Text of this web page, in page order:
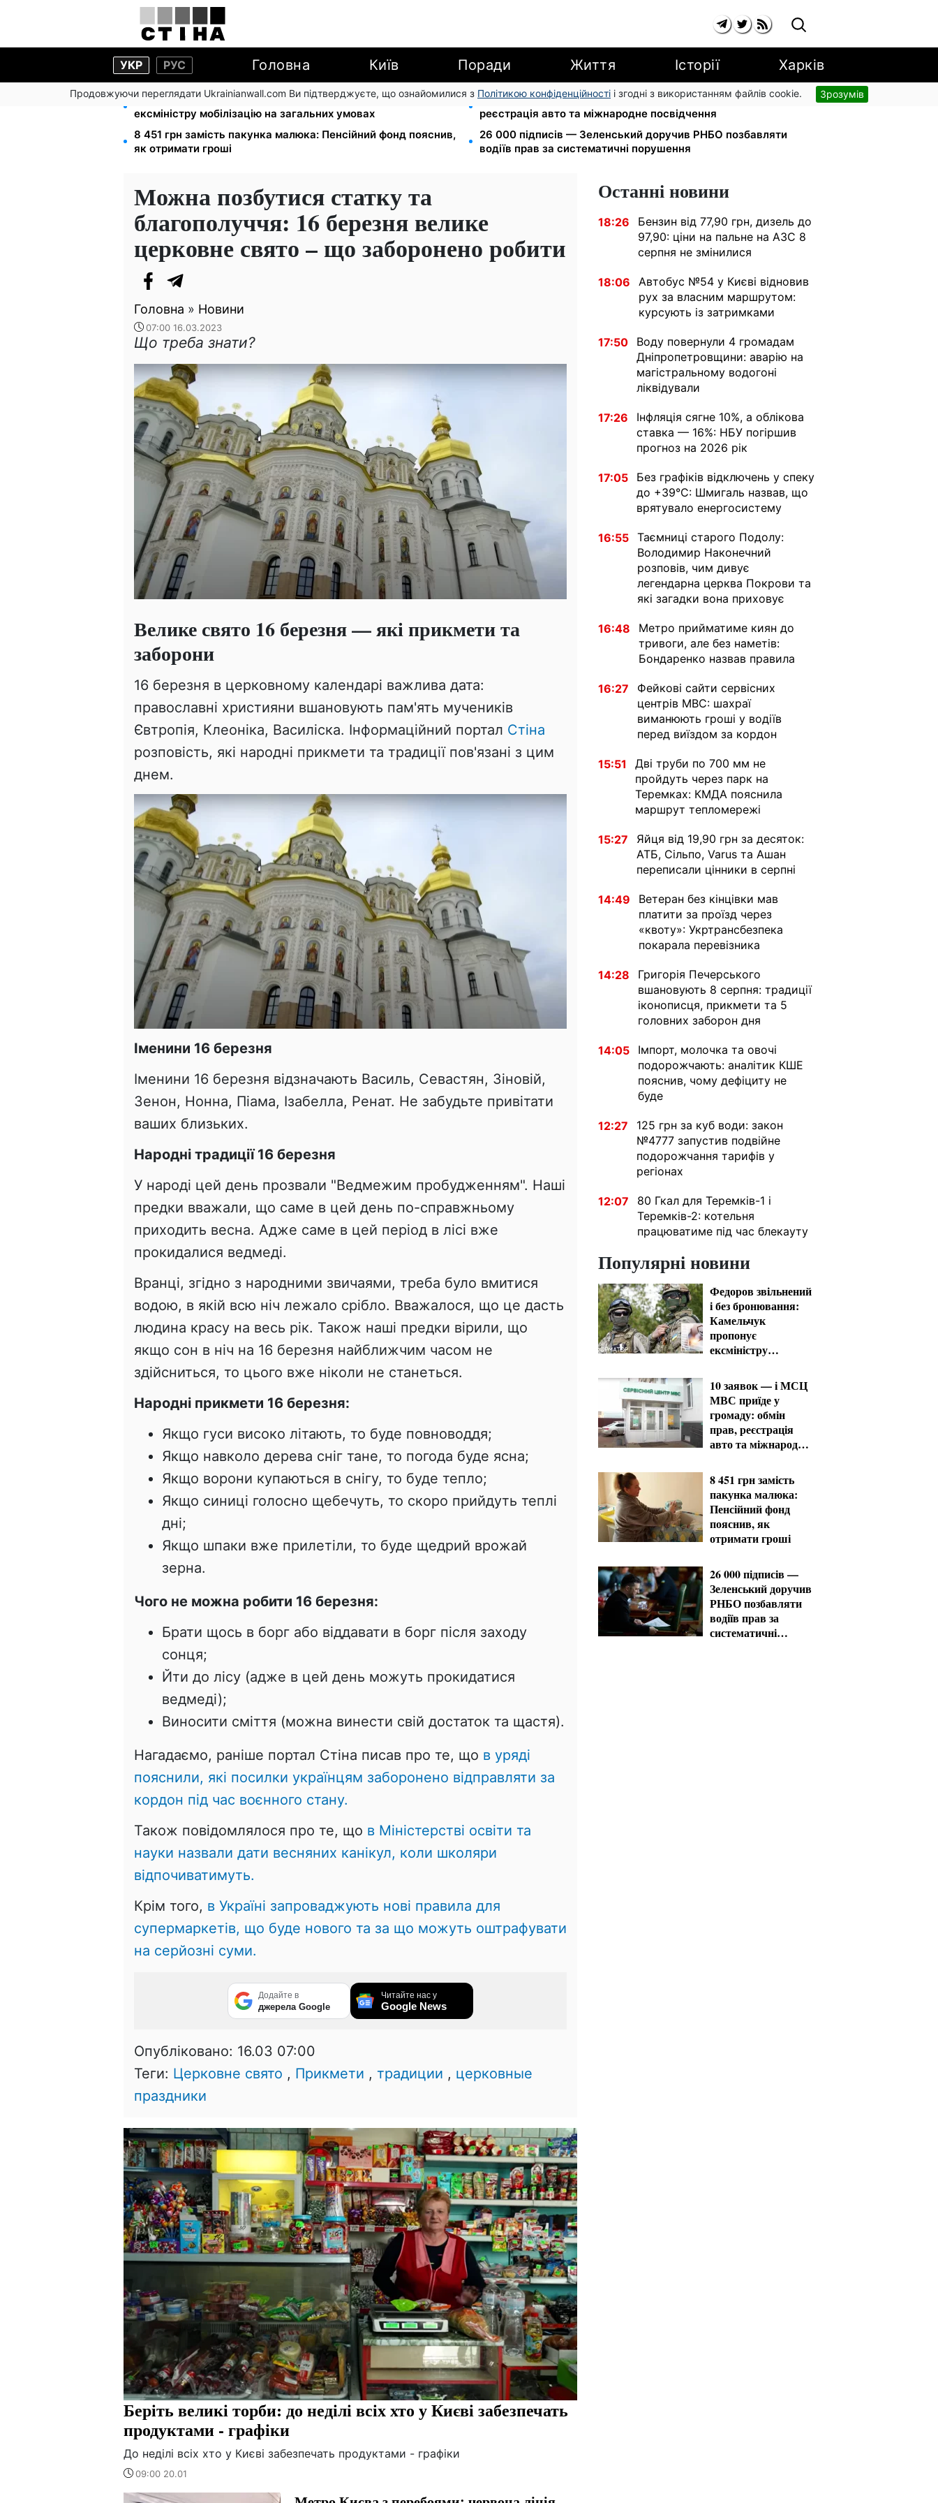
УКР РУС Головна Київ Поради Життя Історії Харків
Продовжуючи переглядати Ukrainianwall.com Ви підтверджуєте, що ознайомилися з Політикою конфіденційності і згодні з використанням файлів cookie. Зрозумів
Федоров звільнений і без бронювання: Камельчук пропонує
ексміністру мобілізацію на загальних умовах
10 заявок — і МСЦ МВС приїде у громаду: обмін прав,
реєстрація авто та міжнародне посвідчення
8 451 грн замість пакунка малюка: Пенсійний фонд пояснив,
як отримати гроші
26 000 підписів — Зеленський доручив РНБО позбавляти
водіїв прав за систематичні порушення
Можна позбутися статку та
благополуччя: 16 березня велике
церковне свято – що заборонено робити
Головна » Новини
07:00 16.03.2023
Що треба знати?
Велике свято 16 березня — які прикмети та
заборони
16 березня в церковному календарі важлива дата:
православні християни вшановують пам'ять мучеників
Євтропія, Клеоніка, Василіска. Інформаційний портал Стіна
розповість, які народні прикмети та традиції пов'язані з цим
днем.
Іменини 16 березня
Іменини 16 березня відзначають Василь, Севастян, Зіновій,
Зенон, Нонна, Піама, Ізабелла, Ренат. Не забудьте привітати
ваших близьких.
Народні традиції 16 березня
У народі цей день прозвали "Ведмежим пробудженням". Наші
предки вважали, що саме в цей день по-справжньому
приходить весна. Адже саме в цей період в лісі вже
прокидалися ведмеді.
Вранці, згідно з народними звичаями, треба було вмитися
водою, в якій всю ніч лежало срібло. Вважалося, що це дасть
людина красу на весь рік. Також наші предки вірили, що
якщо сон в ніч на 16 березня найближчим часом не
здійсниться, то цього вже ніколи не станеться.
Народні прикмети 16 березня:
Якщо гуси високо літають, то буде повноводдя;
Якщо навколо дерева сніг тане, то погода буде ясна;
Якщо ворони купаються в снігу, то буде тепло;
Якщо синиці голосно щебечуть, то скоро прийдуть теплі
дні;
Якщо шпаки вже прилетіли, то буде щедрий врожай
зерна.
Чого не можна робити 16 березня:
Брати щось в борг або віддавати в борг після заходу
сонця;
Йти до лісу (адже в цей день можуть прокидатися
ведмеді);
Виносити сміття (можна винести свій достаток та щастя).
Нагадаємо, раніше портал Стіна писав про те, що в уряді
пояснили, які посилки українцям заборонено відправляти за
кордон під час воєнного стану.
Також повідомлялося про те, що в Міністерстві освіти та
науки назвали дати весняних канікул, коли школяри
відпочиватимуть.
Крім того, в Україні запроваджують нові правила для
супермаркетів, що буде нового та за що можуть оштрафувати
на серйозні суми.
Додайте в
джерела Google
Читайте нас у
Google News
Опубліковано: 16.03 07:00
Теги: Церковне свято , Прикмети , традиции , церковные
праздники
Беріть великі торби: до неділі всіх хто у Києві забезпечать
продуктами - графіки
До неділі всіх хто у Києві забезпечать продуктами - графіки
09:00 20.01
Останні новини
18:26
Бензин від 77,90 грн, дизель до
97,90: ціни на пальне на АЗС 8
серпня не змінилися
18:06
Автобус №54 у Києві відновив
рух за власним маршрутом:
курсують із затримками
17:50
Воду повернули 4 громадам
Дніпропетровщини: аварію на
магістральному водогоні
ліквідували
17:26
Інфляція сягне 10%, а облікова
ставка — 16%: НБУ погіршив
прогноз на 2026 рік
17:05
Без графіків відключень у спеку
до +39°C: Шмигаль назвав, що
врятувало енергосистему
16:55 Таємниці старого Подолу:
Володимир Наконечний
розповів, чим дивує
легендарна церква Покрови та
які загадки вона приховує
16:48
Метро прийматиме киян до
тривоги, але без наметів:
Бондаренко назвав правила
16:27
Фейкові сайти сервісних
центрів МВС: шахраї
виманюють гроші у водіїв
перед виїздом за кордон
15:51
Дві труби по 700 мм не
пройдуть через парк на
Теремках: КМДА пояснила
маршрут тепломережі
15:27
Яйця від 19,90 грн за десяток:
АТБ, Сільпо, Varus та Ашан
переписали цінники в серпні
14:49
Ветеран без кінцівки мав
платити за проїзд через
«квоту»: Укртрансбезпека
покарала перевізника
14:28
Григорія Печерського
вшановують 8 серпня: традиції
іконописця, прикмети та 5
головних заборон дня
14:05
Імпорт, молочка та овочі
подорожчають: аналітик КШЕ
пояснив, чому дефіциту не
буде
12:27
125 грн за куб води: закон
№4777 запустив подвійне
подорожчання тарифів у
регіонах
12:07
80 Гкал для Теремків-1 і
Теремків-2: котельня
працюватиме під час блекауту
Популярні новини
Федоров звільнений
і без бронювання:
Камельчук
пропонує
ексміністру
загальних умовах
10 заявок — і МСЦ
МВС приїде у
громаду: обмін
прав, реєстрація
авто та міжнародне
8 451 грн замість
пакунка малюка:
Пенсійний фонд
пояснив, як
отримати гроші
26 000 підписів —
Зеленський доручив
РНБО позбавляти
водіїв прав за
систематичні